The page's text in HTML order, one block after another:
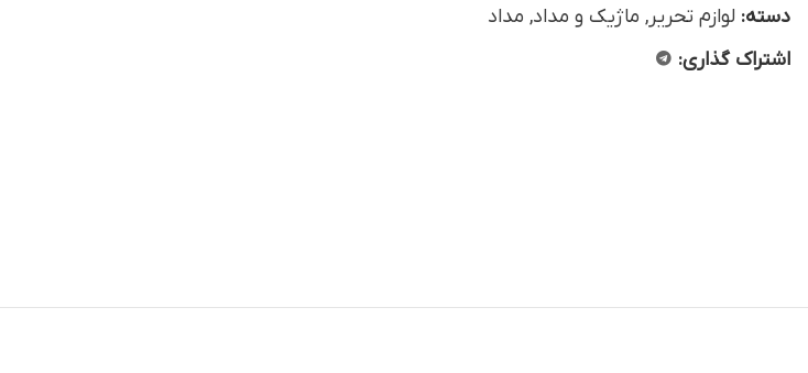
دسته: لوازم تحریر, ماژیک و مداد, مداد
اشتراک گذاری: